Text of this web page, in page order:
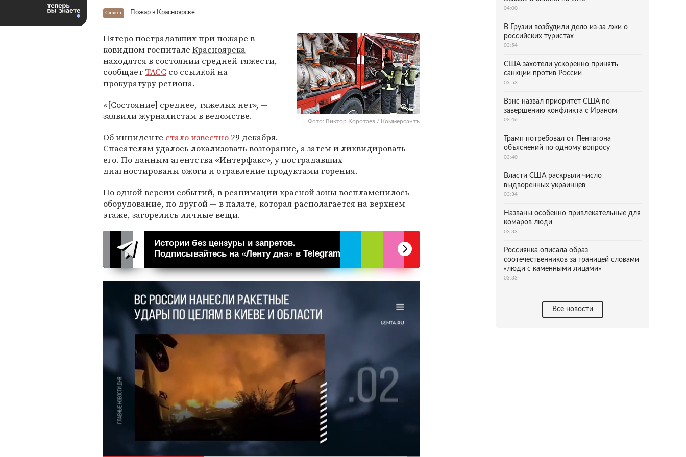
Сюжет Пожар в Красноярске
Фото: Виктор Коротаев / Коммерсантъ
Пятеро пострадавших при пожаре в
ковидном госпитале Красноярска
находятся в состоянии средней тяжести,
сообщает ТАСС со ссылкой на
прокуратуру региона.
«[Состояние] среднее, тяжелых нет», —
заявили журналистам в ведомстве.
Об инциденте стало известно 29 декабря.
Спасателям удалось локализовать возгорание, а затем и ликвидировать
его. По данным агентства «Интерфакс», у пострадавших
диагностированы ожоги и отравление продуктами горения.
По одной версии событий, в реанимации красной зоны воспламенилось
оборудование, по другой — в палате, которая располагается на верхнем
этаже, загорелись личные вещи.
Истории без цензуры и запретов.
Подписывайтесь на «Ленту дна» в Telegram
04:00
В Грузии возбудили дело из-за лжи о
российских туристах
03:54
США захотели ускоренно принять
санкции против России
03:53
Вэнс назвал приоритет США по
завершению конфликта с Ираном
03:46
Трамп потребовал от Пентагона
объяснений по одному вопросу
03:40
Власти США раскрыли число
выдворенных украинцев
03:34
Названы особенно привлекательные для
комаров люди
03:33
Россиянка описала образ
соотечественников за границей словами
«люди с каменными лицами»
03:33
Все новости